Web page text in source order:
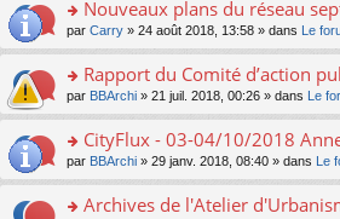
c
e
nt
pl
u
s
c
e
nt
o
lu
pl
u
s
c
e
nt
g
e
n
o
lu
pl
u
s
c
e
s
a
g
e
n
n
lu
le
pl
ult
er
le
m
e
a
g
e
n
o
n
ult
er
le
m
e
a
Nouveaux plans du réseau
par Carry » 24 août 2018, 13:58 » dans Le
o
n
ult
er
le
m
Rapport du Comité d’action
par BBArchi » 21 juil. 2018, 00:26 » dans Le
o
n
ult
CityFlux - 03-04/10/2018
par BBArchi » 29 janv. 2018, 08:40 » dans Le
Archives de l'Atelier